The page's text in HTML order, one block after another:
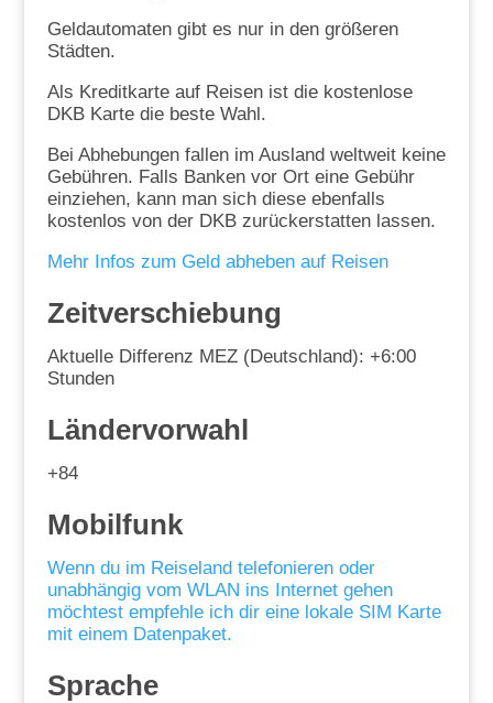
Geldautomaten gibt es nur in den größeren
Städten.
Als Kreditkarte auf Reisen ist die kostenlose
DKB Karte die beste Wahl.
Bei Abhebungen fallen im Ausland weltweit keine
Gebühren. Falls Banken vor Ort eine Gebühr
einziehen, kann man sich diese ebenfalls
kostenlos von der DKB zurückerstatten lassen.
Mehr Infos zum Geld abheben auf Reisen
Zeitverschiebung
Aktuelle Differenz MEZ (Deutschland): +6:00
Stunden
Ländervorwahl
+84
Mobilfunk
Wenn du im Reiseland telefonieren oder
unabhängig vom WLAN ins Internet gehen
möchtest empfehle ich dir eine lokale SIM Karte
mit einem Datenpaket.
Sprache